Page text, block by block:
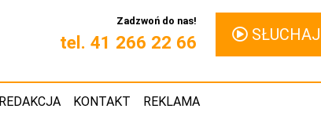
Zadzwoń do nas!
tel. 41 266 22 66
REDAKCJA KONTAKT REKLAMA